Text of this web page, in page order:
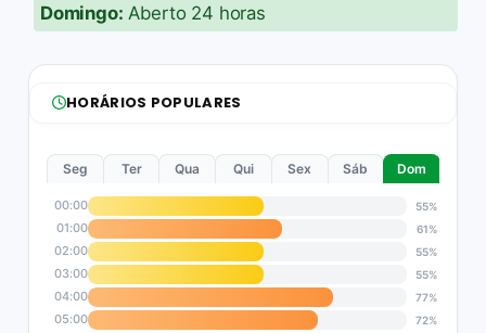
Domingo: Aberto 24 horas
HORÁRIOS POPULARES
Seg Ter Qua Qui Sex Sáb Dom
00:00 55%
01:00 61%
02:00 55%
03:00 55%
04:00 77%
05:00 72%